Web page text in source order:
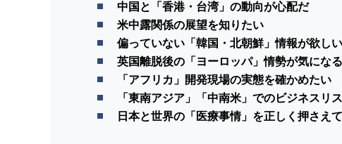
中国と「香港・台湾」の動向が心配だ
米中露関係の展望を知りたい
偏っていない「韓国・北朝鮮」情報が欲しい
英国離脱後の「ヨーロッパ」情勢が気になる
「アフリカ」開発現場の実態を確かめたい
「東南アジア」「中南米」でのビジネスリ
日本と世界の「医療事情」を正しく押さえ